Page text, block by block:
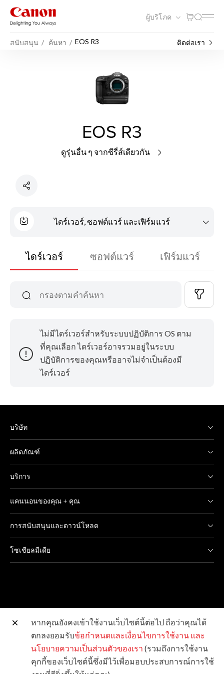
ผู้บริโภค
สนับสนุน ค้นหา EOS R3 ติดต่อเรา
EOS R3
ดูรุ่นอื่น ๆ จากซีรี่ส์เดียวกัน
ไดร์เวอร์, ซอฟต์แวร์ และเฟิร์มแวร์
ไดร์เวอร์ ซอฟต์แวร์ เฟิร์มแวร์
ไม่มีไดร์เวอร์สำหรับระบบปฏิบัติการ OS ตาม
ที่คุณเลือก ไดร์เวอร์อาจรวมอยู่ในระบบ
ปฏิบัติการของคุณหรืออาจไม่จำเป็นต้องมี
ไดร์เวอร์
บริษัท
ผลิตภัณฑ์
บริการ
แคนนอนของคุณ + คุณ
การสนับสนุนและดาวน์โหลด
โซเชียลมีเดีย
เว็บไซต์อื่น ๆ ของแคนนอน
ลิขสิทธิ์ © 2026 Canon Marketing (Thailand) Co., Ltd.
หากคุณยังคงเข้าใช้งานเว็บไซต์นี้ต่อไป ถือว่าคุณได้
ตกลงยอมรับข้อกำหนดและเงื่อนไขการใช้งาน และ
นโยบายความเป็นส่วนตัวของเรา (รวมถึงการใช้งาน
คุกกี้ของเว็บไซต์นี้ซึ่งมีไว้เพื่อมอบประสบการณ์การใช้